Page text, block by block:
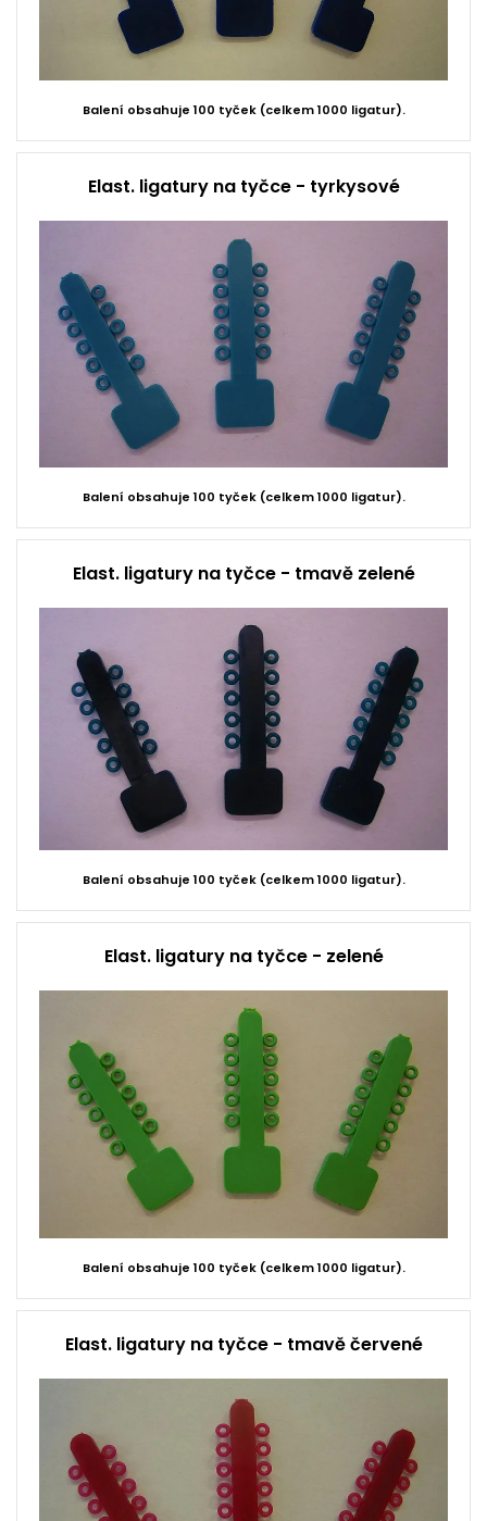
Balení obsahuje 100 tyček (celkem 1000 ligatur).
Elast. ligatury na tyčce - tyrkysové
Balení obsahuje 100 tyček (celkem 1000 ligatur).
Elast. ligatury na tyčce - tmavě zelené
Balení obsahuje 100 tyček (celkem 1000 ligatur).
Elast. ligatury na tyčce - zelené
Balení obsahuje 100 tyček (celkem 1000 ligatur).
Elast. ligatury na tyčce - tmavě červené